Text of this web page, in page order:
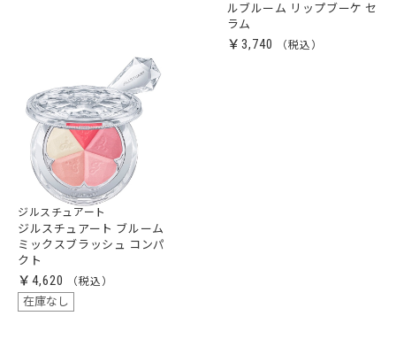
ルブルーム リップブーケ セ
ラム
￥3,740
ジルスチュアート
ジルスチュアート ブルーム
ミックスブラッシュ コンパ
クト
￥4,620
在庫なし